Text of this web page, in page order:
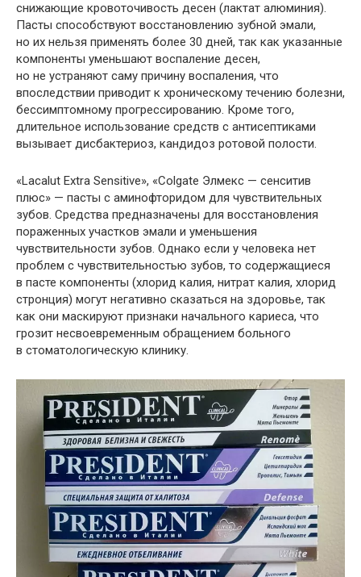
снижающие кровоточивость десен (лактат алюминия).
Пасты способствуют восстановлению зубной эмали,
но их нельзя применять более 30 дней, так как указанные
компоненты уменьшают воспаление десен,
но не устраняют саму причину воспаления, что
впоследствии приводит к хроническому течению болезни,
бессимптомному прогрессированию. Кроме того,
длительное использование средств с антисептиками
вызывает дисбактериоз, кандидоз ротовой полости.
«Lacalut Extra Sensitive», «Colgate Элмекс — сенситив
плюс» — пасты с аминофторидом для чувствительных
зубов. Средства предназначены для восстановления
пораженных участков эмали и уменьшения
чувствительности зубов. Однако если у человека нет
проблем с чувствительностью зубов, то содержащиеся
в пасте компоненты (хлорид калия, нитрат калия, хлорид
стронция) могут негативно сказаться на здоровье, так
как они маскируют признаки начального кариеса, что
грозит несвоевременным обращением больного
в стоматологическую клинику.